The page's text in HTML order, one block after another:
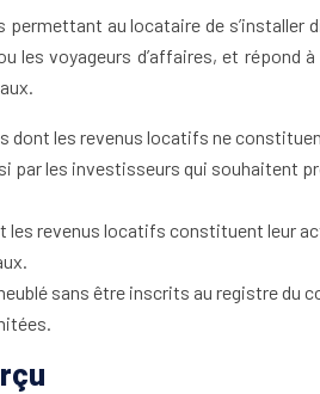
au locataire de
voyageurs d’affaires, et répond
dont les revenus locatifs ne
par les investisseurs qui souhaitent
revenus locatifs constituent leur
sans être inscrits au registre